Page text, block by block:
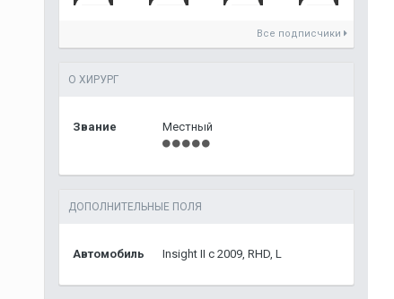
Все подписчики
О ХИРУРГ
Звание Местный
ДОПОЛНИТЕЛЬНЫЕ ПОЛЯ
Автомобиль Insight II c 2009, RHD, L